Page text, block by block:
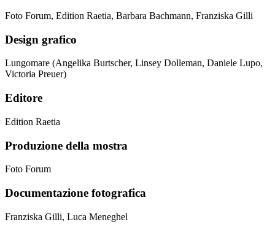
Foto Forum, Edition Raetia, Barbara Bachmann, Franziska Gilli
Design grafico
Lungomare (Angelika Burtscher, Linsey Dolleman, Daniele Lupo,
Victoria Preuer)
Editore
Edition Raetia
Produzione della mostra
Foto Forum
Documentazione fotografica
Franziska Gilli, Luca Meneghel